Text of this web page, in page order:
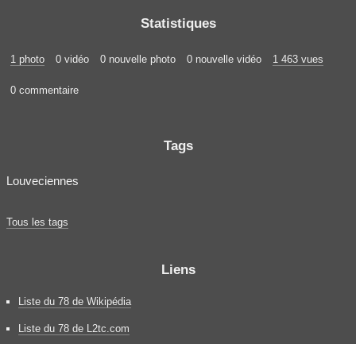
Statistiques
1 photo 0 vidéo 0 nouvelle photo 0 nouvelle vidéo 1 463 vues
0 commentaire
Tags
Louveciennes
Tous les tags
Liens
Liste du 78 de Wikipédia
Liste du 78 de L2tc.com